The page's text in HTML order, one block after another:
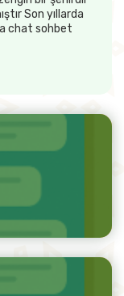
Son yıllarda
chat sohbet